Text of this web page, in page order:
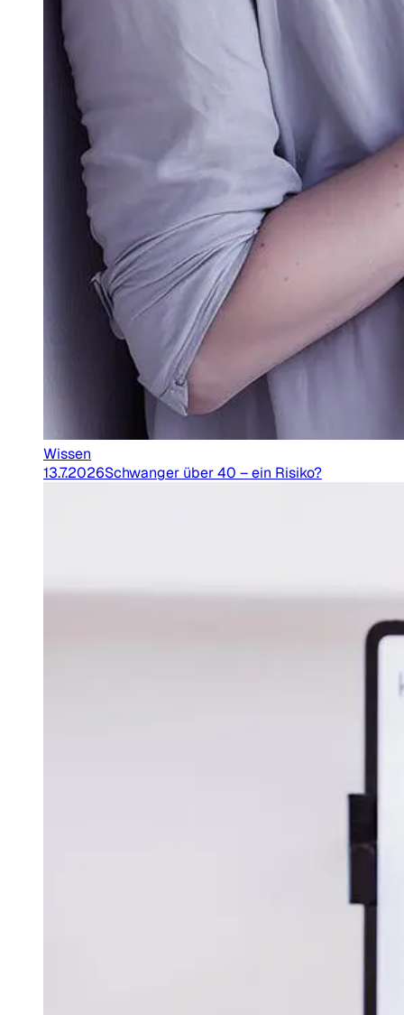
Wissen
13.7.2026Schwanger über 40 – ein Risiko?